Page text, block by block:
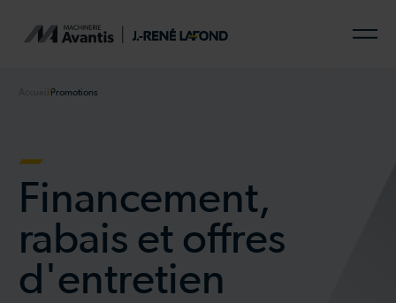
AccueilPromotions
Financement,
rabais et offres
d'entretien